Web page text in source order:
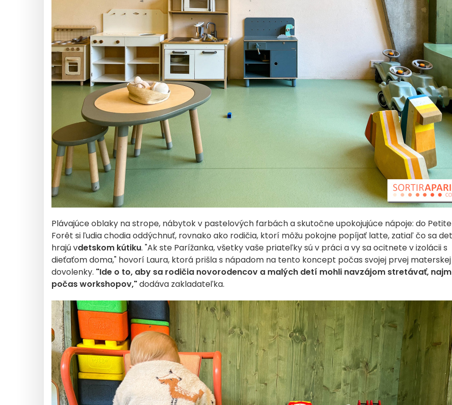
Plávajúce oblaky na strope, nábytok v pastelových farbách a skutočne upokojujúce nápoje: do Petite
Forêt si ľudia chodia oddýchnuť, rovnako ako rodičia, ktorí môžu pokojne popíjať latte, zatiaľ čo sa
hrajú vdetskom kútiku. "Ak ste Parížanka, všetky vaše priateľky sú v práci a vy sa ocitnete v izolácii s
dieťaťom doma," hovorí Laura, ktorá prišla s nápadom na tento koncept počas svojej prvej materskej
dovolenky. "Ide o to, aby sa rodičia novorodencov a malých detí mohli navzájom stretávať,
počas workshopov,"dodáva zakladateľka.